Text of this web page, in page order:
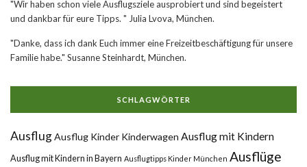
"Wir haben schon viele Ausflugsziele ausprobiert und sind begeistert
und dankbar für eure Tipps. " Julia Lvova, München.
"Danke, dass ich dank Euch immer eine Freizeitbeschäftigung für unsere
Familie habe." Susanne Steinhardt, München.
SCHLAGWÖRTER
AusflugAusflug Kinder Kinderwagen Ausflug mit Kindern
Ausflug mit Kindern in Bayern Ausflugtipps Kinder München Ausflüge